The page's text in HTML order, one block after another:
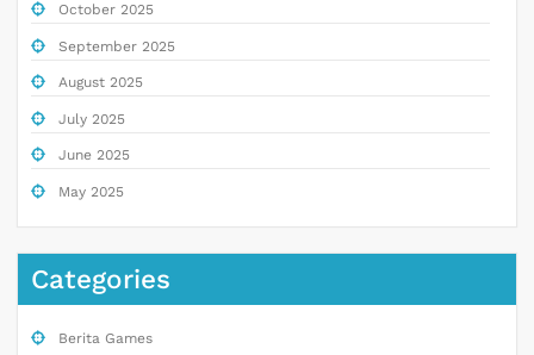
October 2025
September 2025
August 2025
July 2025
June 2025
May 2025
Categories
Berita Games